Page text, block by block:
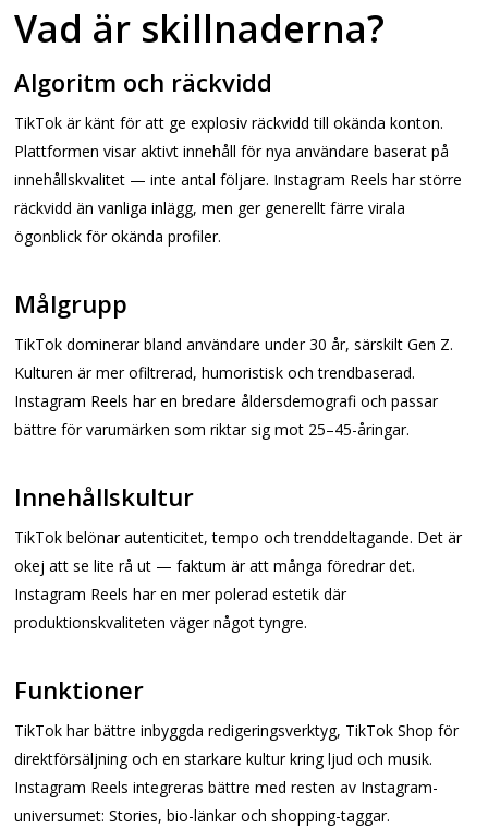
Vad är skillnaderna?
Algoritm och räckvidd
TikTok är känt för att ge explosiv räckvidd till okända konton.
Plattformen visar aktivt innehåll för nya användare baserat på
innehållskvalitet — inte antal följare. Instagram Reels har större
räckvidd än vanliga inlägg, men ger generellt färre virala
ögonblick för okända profiler.
Målgrupp
TikTok dominerar bland användare under 30 år, särskilt Gen Z.
Kulturen är mer ofiltrerad, humoristisk och trendbaserad.
Instagram Reels har en bredare åldersdemografi och passar
bättre för varumärken som riktar sig mot 25–45-åringar.
Innehållskultur
TikTok belönar autenticitet, tempo och trenddeltagande. Det är
okej att se lite rå ut — faktum är att många föredrar det.
Instagram Reels har en mer polerad estetik där
produktionskvaliteten väger något tyngre.
Funktioner
TikTok har bättre inbyggda redigeringsverktyg, TikTok Shop för
direktförsäljning och en starkare kultur kring ljud och musik.
Instagram Reels integreras bättre med resten av Instagram-
universumet: Stories, bio-länkar och shopping-taggar.